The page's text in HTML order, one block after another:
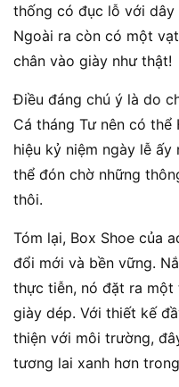
thống có đục lỗ với
Ngoài ra còn có một
chân vào giày như thật!
Điều đáng chú ý là do
Cá tháng Tư nên có
hiệu kỷ niệm ngày lễ ấy
thể đón chờ những
thôi.
Tóm lại, Box Shoe của
đổi mới và bền vững.
thực tiễn, nó đặt ra một
giày dép. Với thiết kế
thiện với môi trường,
tương lai xanh hơn